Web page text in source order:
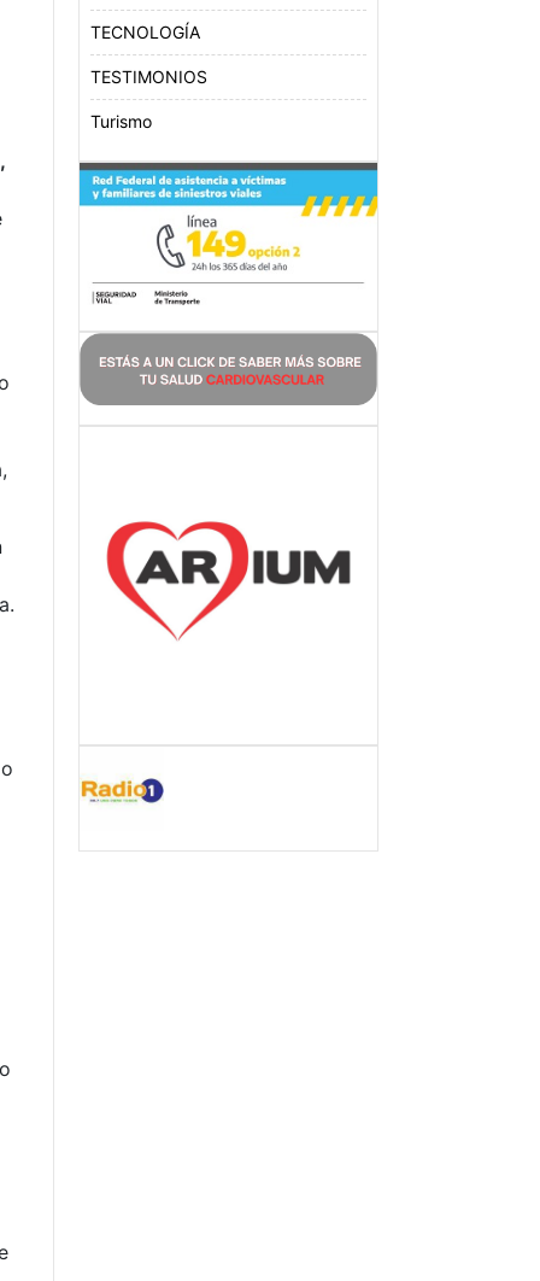
o
TECNOLOGÍA
TESTIMONIOS
Turismo